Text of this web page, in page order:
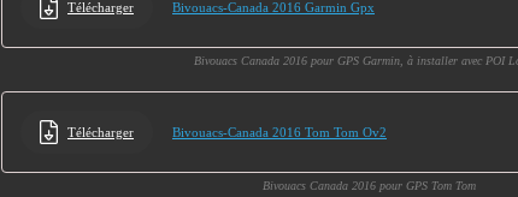
Télécharger Bivouacs-Canada 2016 Garmin Gpx
Bivouacs Canada 2016 pour GPS Garmin, à installer avec POI
Télécharger Bivouacs-Canada 2016 Tom Tom Ov2
Bivouacs Canada 2016 pour GPS Tom Tom